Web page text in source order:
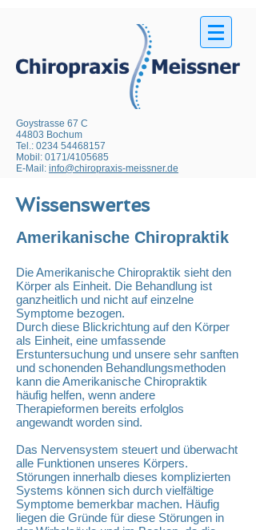
Goystrasse 67 C
44803 Bochum
Tel.: 0234 54468157
Mobil: 0171/4105685
E-Mail: info@chiropraxis-meissner.de
Wissenswertes
Amerikanische Chiropraktik
Die Amerikanische Chiropraktik sieht den
Körper als Einheit. Die Behandlung ist
ganzheitlich und nicht auf einzelne
Symptome bezogen.
Durch diese Blickrichtung auf den Körper
als Einheit, eine umfassende
Erstuntersuchung und unsere sehr sanften
und schonenden Behandlungsmethoden
kann die Amerikanische Chiropraktik
häufig helfen, wenn andere
Therapieformen bereits erfolglos
angewandt worden sind.
Das Nervensystem steuert und überwacht
alle Funktionen unseres Körpers.
Störungen innerhalb dieses komplizierten
Systems können sich durch vielfältige
Symptome bemerkbar machen. Häufig
liegen die Gründe für diese Störungen in